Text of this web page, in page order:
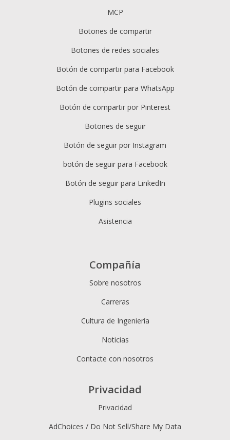
MCP
Botones de compartir
Botones de redes sociales
Botón de compartir para Facebook
Botón de compartir para WhatsApp
Botón de compartir por Pinterest
Botones de seguir
Botón de seguir por Instagram
botón de seguir para Facebook
Botón de seguir para LinkedIn
Plugins sociales
Asistencia
Compañía
Sobre nosotros
Carreras
Cultura de Ingeniería
Noticias
Contacte con nosotros
Privacidad
Privacidad
AdChoices / Do Not Sell/Share My Data